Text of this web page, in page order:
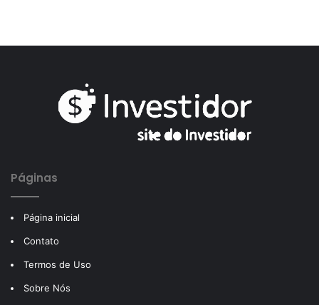
Páginas
Página inicial
Contato
Termos de Uso
Sobre Nós